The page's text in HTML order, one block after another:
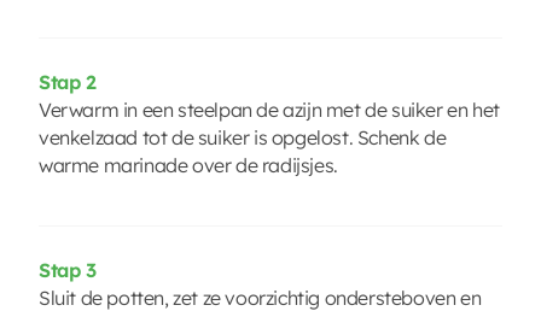
Stap 2
Verwarm in een steelpan de azijn met de suiker en het
venkelzaad tot de suiker is opgelost. Schenk de
warme marinade over de radijsjes.
Stap 3
Sluit de potten, zet ze voorzichtig ondersteboven en